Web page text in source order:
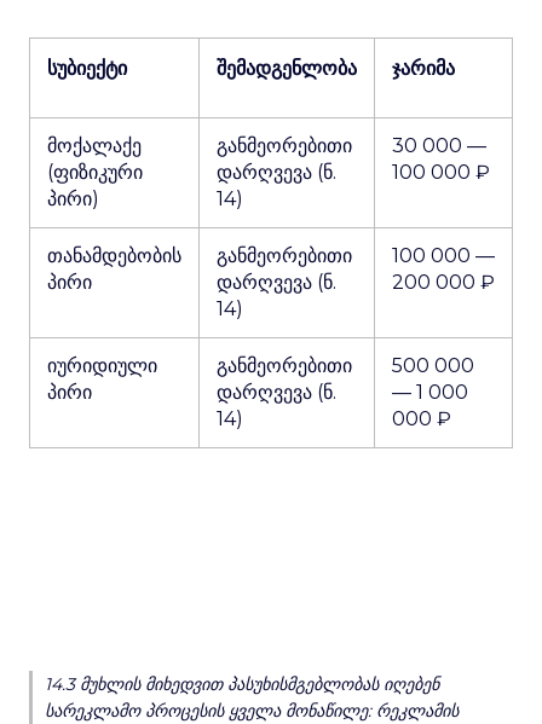
სუბიექტი შემადგენლობა ჯარიმა
მოქალაქე
(ფიზიკური
პირი)
განმეორებითი
დარღვევა (ნ.
14)
30 000 —
100 000 ₽
თანამდებობის
პირი
განმეორებითი
დარღვევა (ნ.
14)
100 000 —
200 000 ₽
იურიდიული
პირი
განმეორებითი
დარღვევა (ნ.
14)
500 000
— 1 000
000 ₽
14.3 მუხლის მიხედვით პასუხისმგებლობას იღებენ
სარეკლამო პროცესის ყველა მონაწილე: რეკლამის